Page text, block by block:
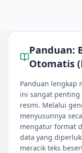
Panduan:
Otomatis
Panduan lengkap
ini sangat
resmi. Melalui
menyusunnya
mengatur format
data yang
meracik teks